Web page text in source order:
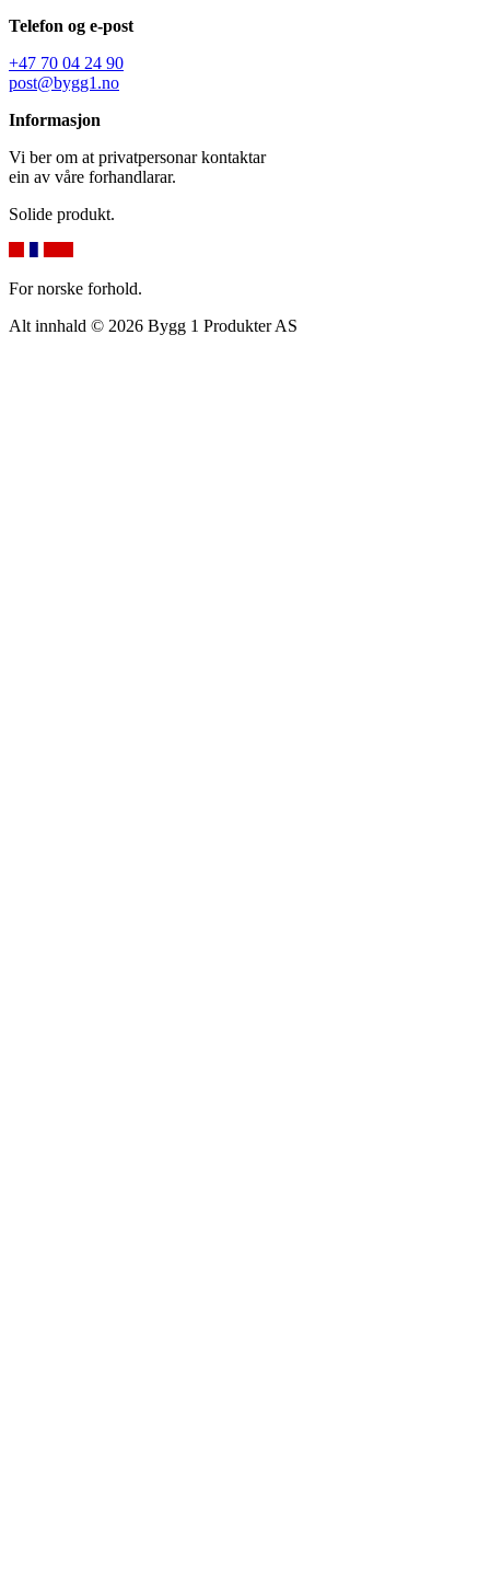
Telefon og e-post
+47 70 04 24 90
post@bygg1.no
Informasjon
Vi ber om at privatpersonar kontaktar
ein av våre forhandlarar.
Solide produkt.
For norske forhold.
Alt innhald © 2026 Bygg 1 Produkter AS